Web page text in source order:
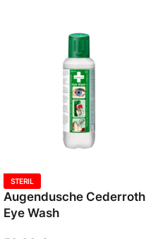
STERIL
Augendusche Cederroth
Eye Wash